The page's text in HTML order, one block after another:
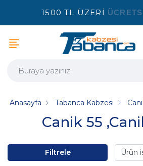
1500 TL ÜZERİ
Canik 55
Anasayfa Tabanca Kabzesi
Filtrele